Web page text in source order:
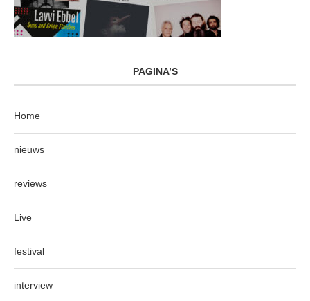
PAGINA’S
Home
nieuws
reviews
Live
festival
interview